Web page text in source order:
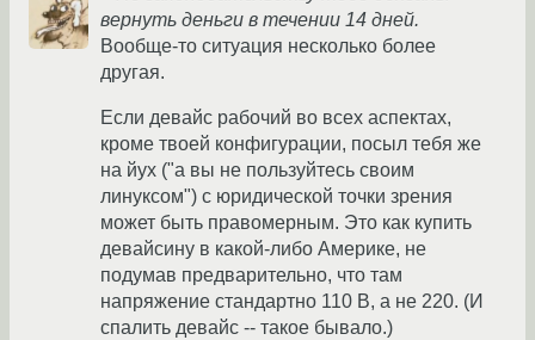
вернуть деньги в течении 14 дней.
Вообще-то ситуация несколько более
другая.
Если девайс рабочий во всех аспектах,
кроме твоей конфигурации, посыл тебя же
на йух ("а вы не пользуйтесь своим
линуксом") с юридической точки зрения
может быть правомерным. Это как купить
девайсину в какой-либо Америке, не
подумав предварительно, что там
напряжение стандартно 110 В, а не 220. (И
спалить девайс -- такое бывало.)